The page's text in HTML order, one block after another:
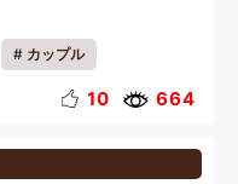
カップル
リラックス
10 664